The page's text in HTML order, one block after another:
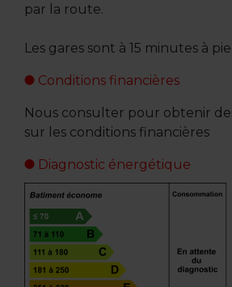
par la route.
Les gares sont à 15 minutes à
Conditions financières
Nous consulter pour obtenir
sur les conditions financières
Diagnostic énergétique